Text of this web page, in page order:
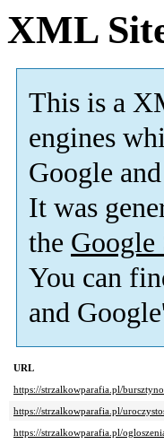
XML
This is a
engines
Google
It was
the Google
You can
and
URL
https://strzalkowparafia.pl/
https://strzalkowparafia.pl/
https://strzalkowparafia.pl/